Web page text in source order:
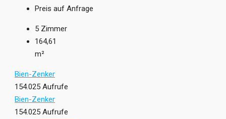
Preis auf Anfrage
5 Zimmer
164,61
m²
Bien-Zenker
154.025 Aufrufe
Bien-Zenker
154.025 Aufrufe